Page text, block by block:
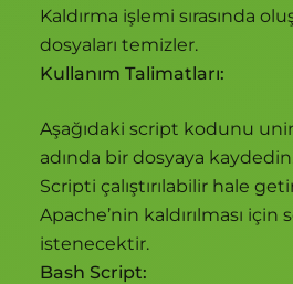
Kaldırma işlemi sırasında
dosyaları temizler.
Kullanım Talimatları:
Aşağıdaki script kodunu
adında bir dosyaya
Scripti çalıştırılabilir hale
Apache’nin kaldırılması için
istenecektir.
Bash Script: